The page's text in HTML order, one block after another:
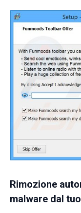
Rimozione
malware dal